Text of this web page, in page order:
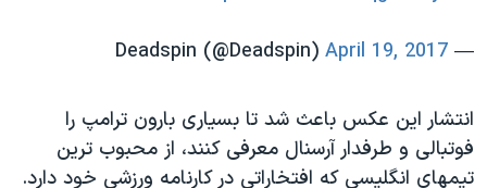
— Deadspin (@Deadspin)
April 19, 2017
انتشار این عکس باعث شد تا بسیاری بارون ترامپ را
فوتبالی و طرفدار آرسنال معرفی کنند، از محبوب ترین
تیمهای انگلیسی که افتخاراتی در کارنامه ورزشی خود دارد.